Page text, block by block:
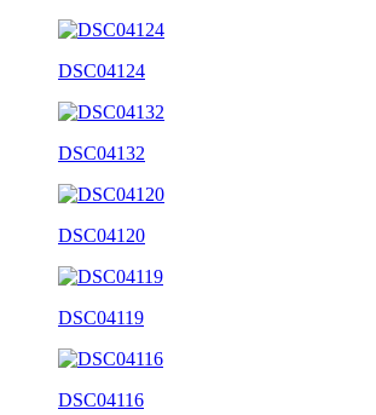
DSC04124
DSC04132
DSC04120
DSC04119
DSC04116